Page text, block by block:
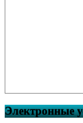
Электронные